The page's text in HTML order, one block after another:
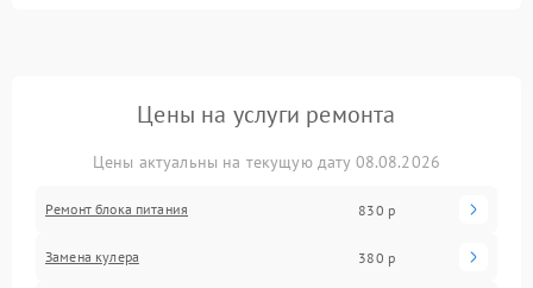
Цены на услуги ремонта
Цены актуальны на текущую дату 08.08.2026
Ремонт блока питания 830 р
Замена кулера 380 р